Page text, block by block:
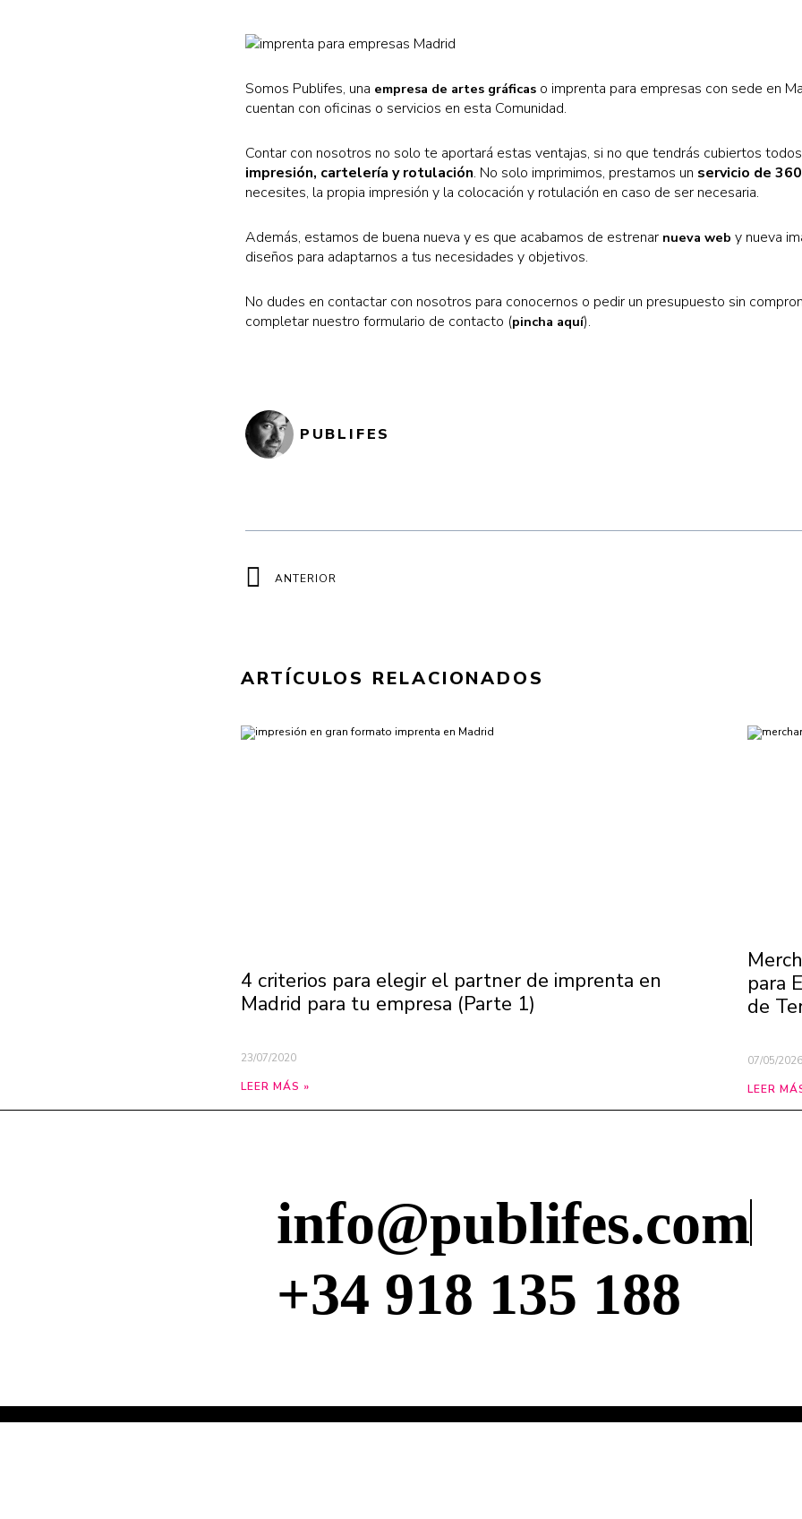
Somos Publifes, una empresa de artes gráficaso imprenta para empresas con sede en
cuentan con oficinas o servicios en esta Comunidad.
Contar con nosotros no solo te aportará estas ventajas, si no que tendrás cubiertos
impresión, cartelería y rotulación. No solo imprimimos, prestamos un servicio de
necesites, la propia impresión y la colocación y rotulación en caso de ser necesaria.
Además, estamos de buena nueva y es que acabamos de estrenar nueva web y nueva
diseños para adaptarnos a tus necesidades y objetivos.
No dudes en contactar con nosotros para conocernos o pedir un presupuesto sin
completar nuestro formulario de contacto (pincha aquí).
PUBLIFES
Ant
ANTERIOR
ARTÍCULOS RELACIONADOS
4 criterios para elegir el partner de imprenta en
Madrid para tu empresa (Parte 1)
23/07/2020
LEER MÁS »
para
de
07/05/2026
LEER
info@publifes.com
+34 918 135 188